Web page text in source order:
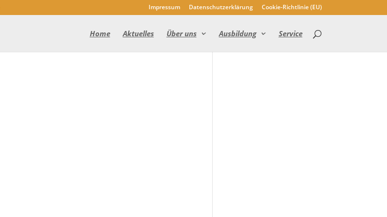
Impressum Datenschutzerklärung Cookie-Richtlinie (EU)
Home Aktuelles Über uns Ausbildung Service